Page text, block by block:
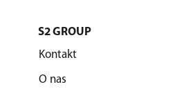
S2 GROUP
Kontakt
O nas